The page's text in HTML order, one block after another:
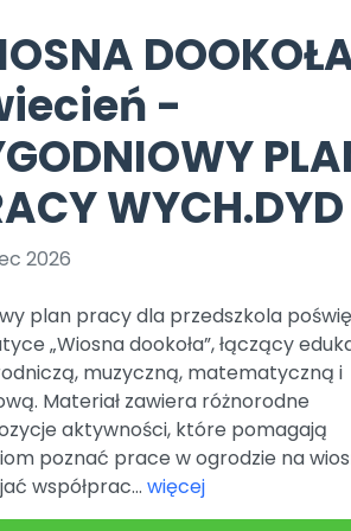
Pomoc
Zapowiedzi
Promocje
czerwca 2024 r. uzyskała
Online.
Bliżej Pieska
Pomoc zwierzętom
Książka (dla) Przedszkolaka
Promowanie czytelnictwa
TikTok
Zobacz nas na TikToku
YouTube
-
WYCH.DYD
2026
plan pracy dla przedszkola
„Wiosna dookoła”, łączący
muzyczną, matematyczną i
Materiał zawiera różnorodne
aktywności, które pomagają
poznać prace w ogrodzie na
współprac... więcej